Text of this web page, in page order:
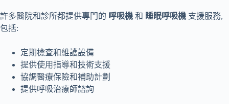
許多醫院和診所都提供專門的 呼吸機 和 睡眠呼吸機 支援服務,
包括:
定期檢查和維護設備
提供使用指導和技術支援
協調醫療保險和補助計劃
提供呼吸治療師諮詢